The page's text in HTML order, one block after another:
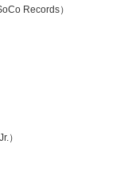
Records）
）